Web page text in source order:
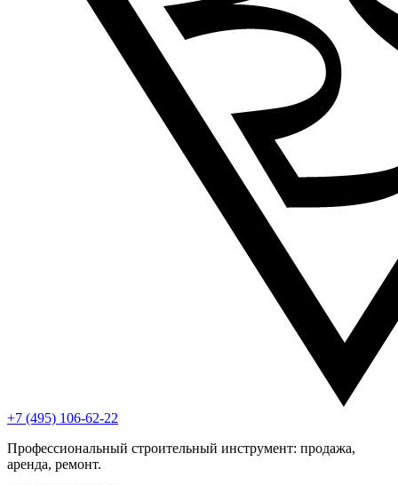
+7 (495) 106-62-22
Профессиональный строительный инструмент: продажа,
аренда, ремонт.